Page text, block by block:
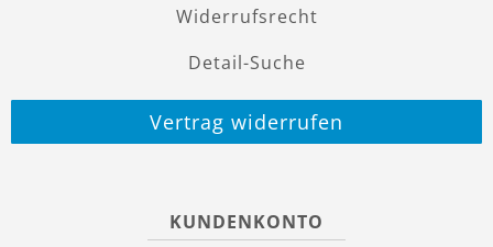
Widerrufsrecht
Detail-Suche
Vertrag widerrufen
KUNDENKONTO